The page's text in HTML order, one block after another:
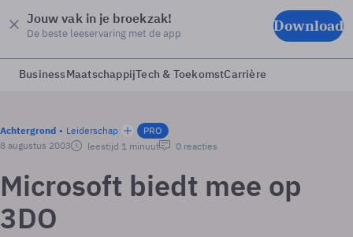
Jouw vak in je broekzak!
De beste leeservaring met de app Download
BusinessMaatschappijTech & ToekomstCarrière
Achtergrond Leiderschap
PRO
8 augustus 2003
leestijd 1 minuut 0 reacties
Microsoft biedt mee op
3DO